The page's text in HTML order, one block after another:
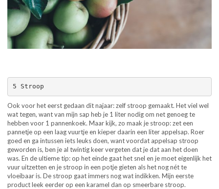
5 Stroop
Ook voor het eerst gedaan dit najaar: zelf stroop gemaakt. Het viel wel
wat tegen, want van mijn sap heb je 1 liter nodig om net genoeg te
hebben voor 1 pannenkoek. Maar kijk, zo maak je stroop: zet een
pannetje op een laag vuurtje en kieper daarin een liter appelsap. Roer
goed en ga intussen iets leuks doen, want voordat appelsap stroop
geworden is, ben je al twintig keer vergeten dat je dat aan het doen
was. En de ultieme tip: op het einde gaat het snel en je moet eigenlijk het
vuur uitzetten en je stroop in een potje gieten als het nog nét te
vloeibaar is. De stroop gaat immers nog wat indikken. Mijn eerste
product leek eerder op een karamel dan op smeerbare stroop.